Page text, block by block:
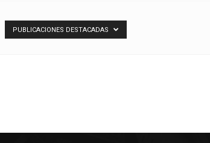
PUBLICACIONES DESTACADAS